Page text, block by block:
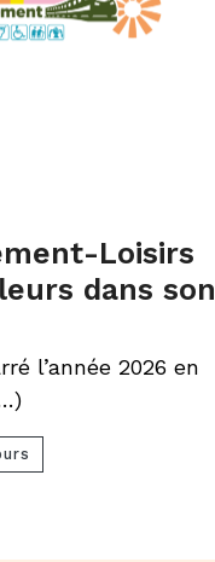
Loisirs
dans son
l’année 2026 en